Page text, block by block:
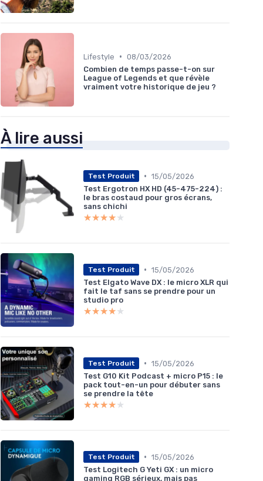
Lifestyle • 08/03/2026
Combien de temps passe-t-on sur
League of Legends et que révèle
vraiment votre historique de jeu ?
À lire aussi
Test Produit • 15/05/2026
Test Ergotron HX HD (45-475-224) :
le bras costaud pour gros écrans,
sans chichi
★★★★★
★★★★★
Test Produit • 15/05/2026
Test Elgato Wave DX : le micro XLR qui
fait le taf sans se prendre pour un
studio pro
★★★★★
★★★★★
Test Produit • 15/05/2026
Test G10 Kit Podcast + micro P15 : le
pack tout-en-un pour débuter sans
se prendre la tête
★★★★★
★★★★★
Test Produit • 15/05/2026
Test Logitech G Yeti GX : un micro
gaming RGB sérieux, mais pas